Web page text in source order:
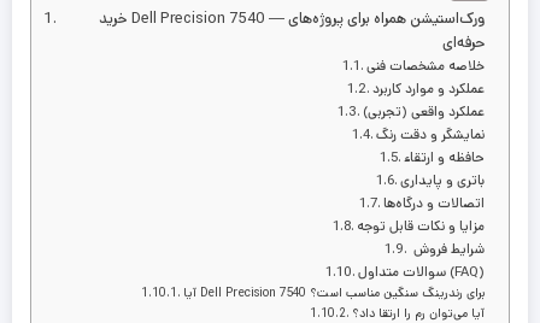
خرید Dell Precision 7540 — ورک‌استیشن همراه برای پروژه‌های
حرفه‌ای
خلاصه مشخصات فنی
عملکرد و موارد کاربرد
عملکرد واقعی (تجربی)
نمایشگر و دقت رنگ
حافظه و ارتقاء
باتری و پایداری
اتصالات و درگاه‌ها
مزایا و نکات قابل توجه
شرایط فروش
سوالات متداول (FAQ)
آیا Dell Precision 7540 برای رندرینگ سنگین مناسب است؟
آیا می‌توان رم را ارتقا داد؟